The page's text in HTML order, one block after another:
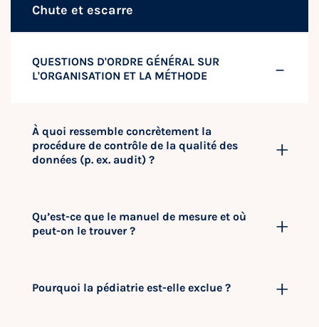
Chute et escarre
QUESTIONS D'ORDRE GÉNÉRAL SUR
L'ORGANISATION ET LA MÉTHODE
À quoi ressemble concrètement la
procédure de contrôle de la qualité des
données (p. ex. audit) ?
Qu’est-ce que le manuel de mesure et où
peut-on le trouver ?
Pourquoi la pédiatrie est-elle exclue ?